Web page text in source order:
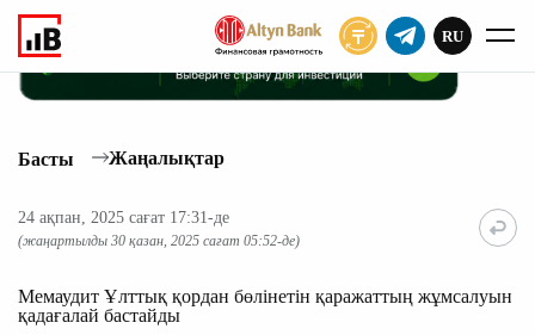
ЖАЗЫЛУ
RU
Басты Жаңалықтар
24 ақпан, 2025 сағат 17:31-де
(жаңартылды 30 қазан, 2025 сағат 05:52-де)
Мемаудит Ұлттық қордан бөлінетін қаражаттың жұмсалуын
қадағалай бастайды